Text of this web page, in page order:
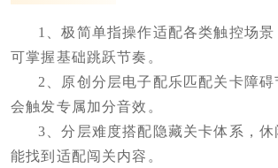
1、极简单指操作适配各类触控场景
可掌握基础跳跃节奏。
2、原创分层电子配乐匹配关卡障
会触发专属加分音效。
3、分层难度搭配隐藏关卡体系，
能找到适配闯关内容。